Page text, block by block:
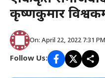
कृष्णकुमार
On: April 22, 2022 7:31 PM
Follow Us: